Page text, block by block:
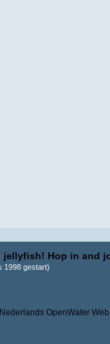
jellyfish! Hop in and
1998 gestart)
Nederlands OpenWater